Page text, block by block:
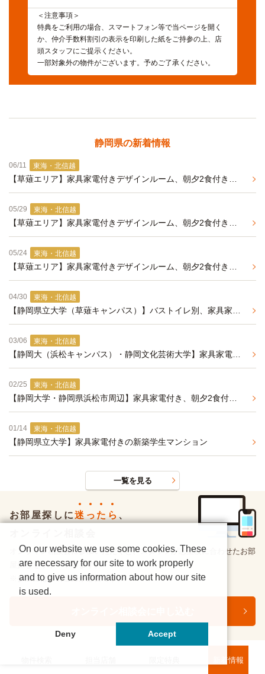
＜注意事項＞
特典をご利用の場合、スマートフォン等で当ページを開く
か、仲介手数料割引の表示を印刷した紙をご持参の上、店
頭スタッフにご提示ください。
一部対象外の物件がございます。予めご了承ください。
静岡県の新着情報
06/11 東海・北信越
05/29 東海・北信越
05/24 東海・北信越
04/30 東海・北信越
03/06 東海・北信越
02/25 東海・北信越
01/14 東海・北信越
【静岡県立大学】家具家電付きの新築学生マンション
一覧を見る
お部屋探しに迷 っ た ら 、
オンライン相談会に参加いただくと、スタッフが志望校に合わせたお部
屋探しをサポートします。
※参加には事前登録が必要です。
新着情報
On our website we use some cookies. These
are necessary for our site to work properly
and to give us information about how our site
is used.
Deny Accept